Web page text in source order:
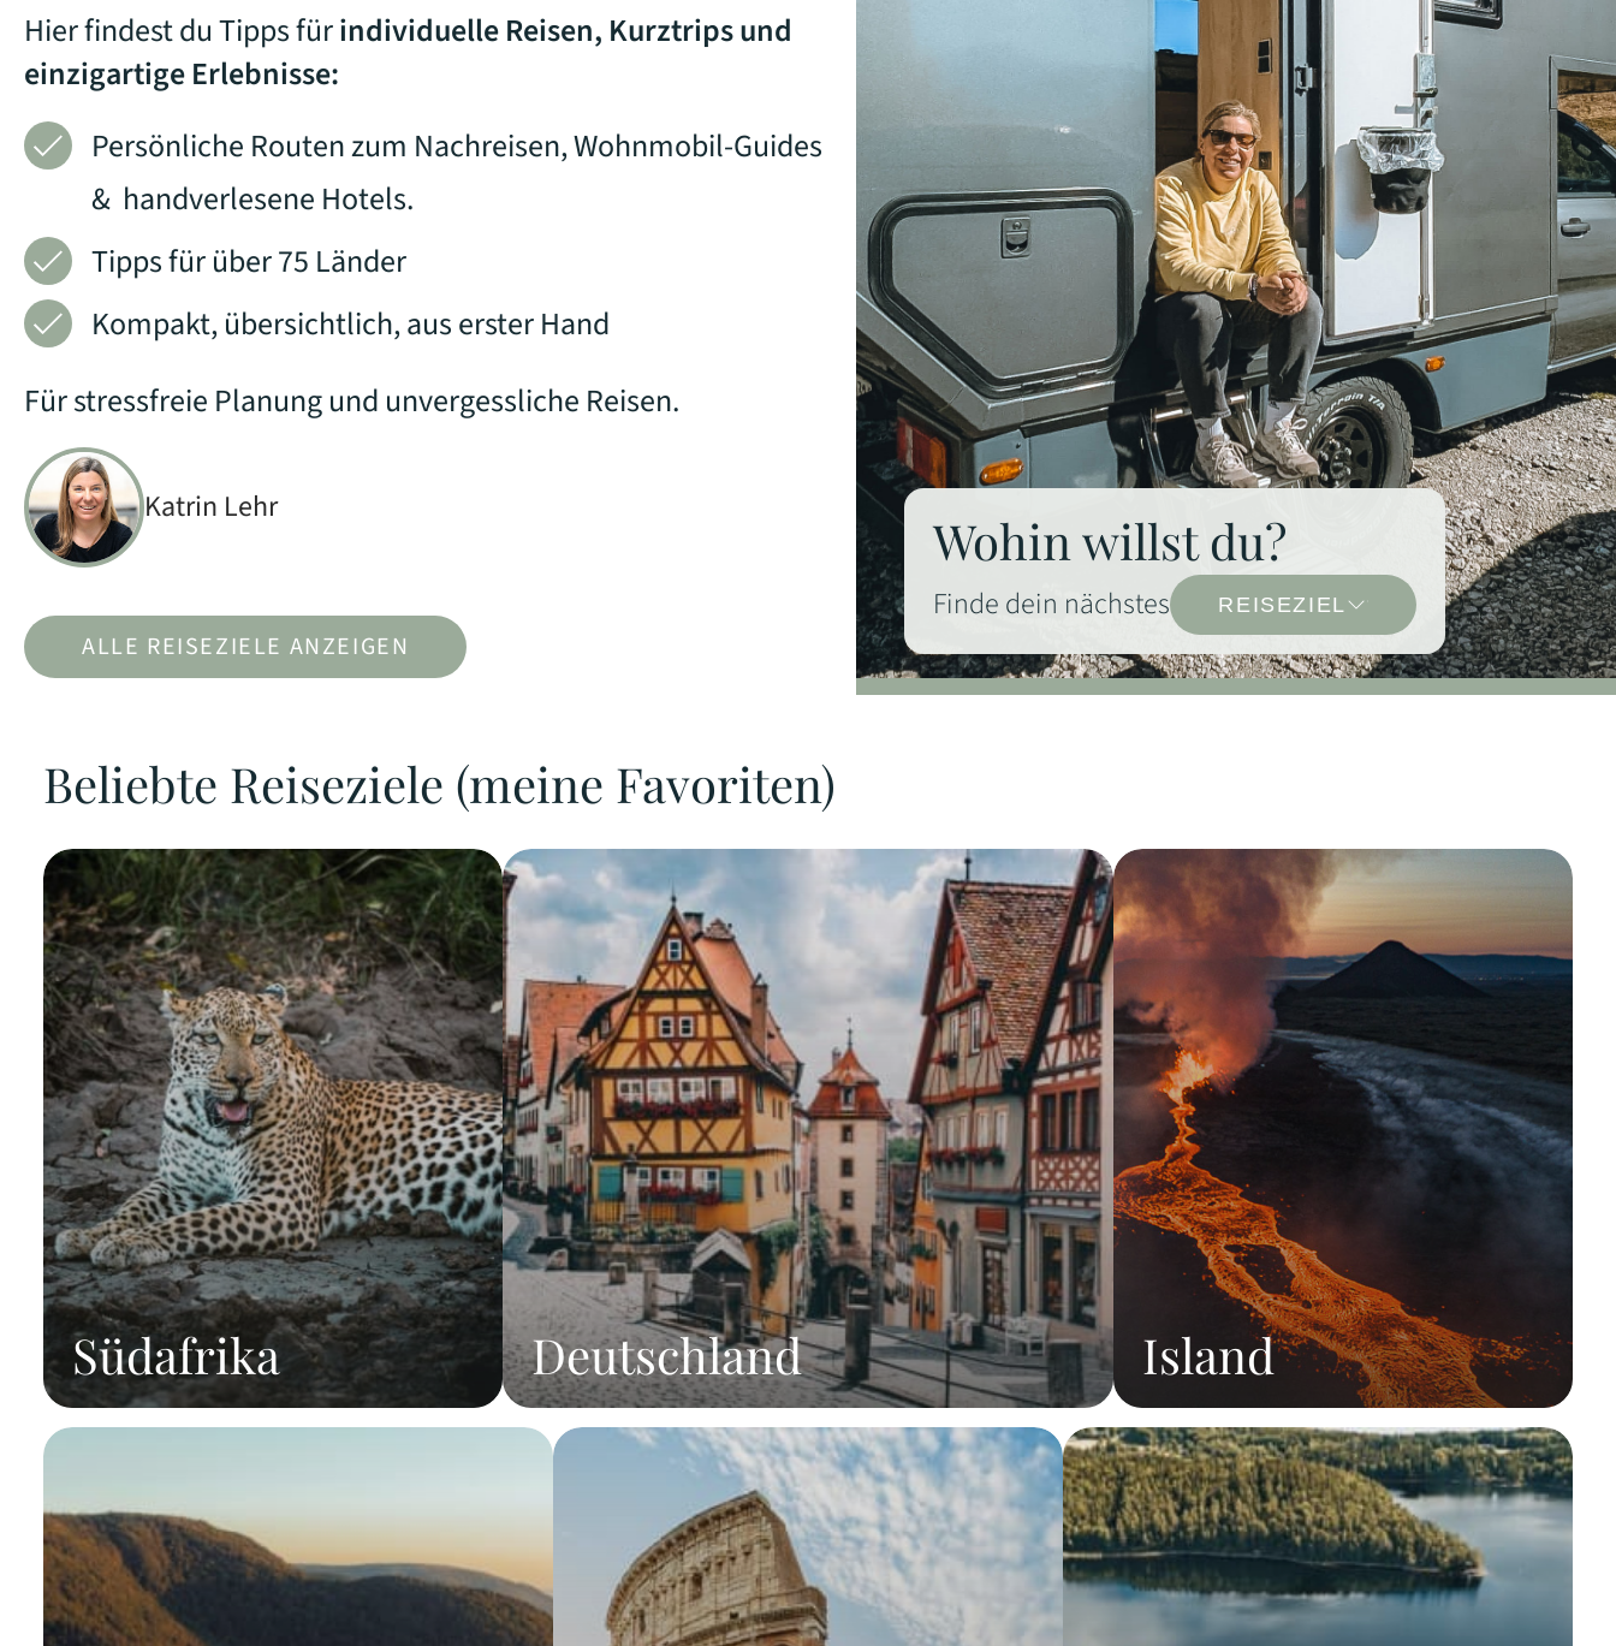
Wohin willst du?
Finde dein nächstes REISEZIEL
Hier findest du Tipps fürindividuelle Reisen, Kurztrips und
einzigartige Erlebnisse:
Persönliche Routen zum Nachreisen, Wohnmobil-Guides
& handverlesene Hotels.
Tipps für über 75 Länder
Kompakt, übersichtlich, ⁣aus erster Hand
Für stressfreie Planung und unvergessliche Reisen.
Katrin Lehr
ALLE REISEZIELE ANZEIGEN
Beliebte Reiseziele (meine Favoriten)
Südafrika Deutschland Island